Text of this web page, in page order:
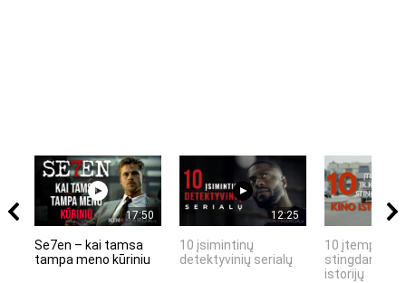
17:50
Se7en – kai tamsa
tampa meno kūriniu
12:25
10 įsimintinų
detektyvinių serialų
10 įtemptų,
stingdančių
istorijų